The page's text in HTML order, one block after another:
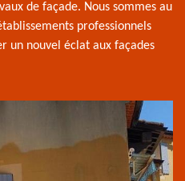
de façade. Nous sommes au
professionnels
un nouvel éclat aux façades